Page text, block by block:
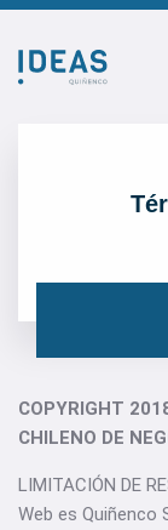
COPYRIGHT
CHILENO DE
LIMITACIÓN DE
Web es Quiñenco